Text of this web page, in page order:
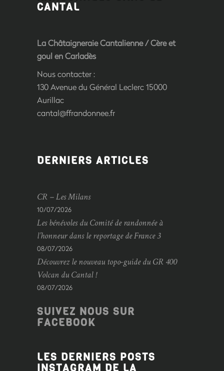
CANTAL
La Châtaigneraie Cantalienne/Cère et
goul en Carladès
Nous contacter :
130 Avenue du Général Leclerc 15000
Aurillac
cantal@ffrandonnee.fr
DERNIERS ARTICLES
CR – Les Milans
10/07/2026
Les bénévoles du Comité de randonnée à
l’honneur dans le reportage de France 3
08/07/2026
Découvrez le nouveau topo-guide du GR 400
Volcan du Cantal !
08/07/2026
SUIVEZ NOUS SUR
FACEBOOK
LES DERNIERS POSTS
INSTAGRAM DE LA